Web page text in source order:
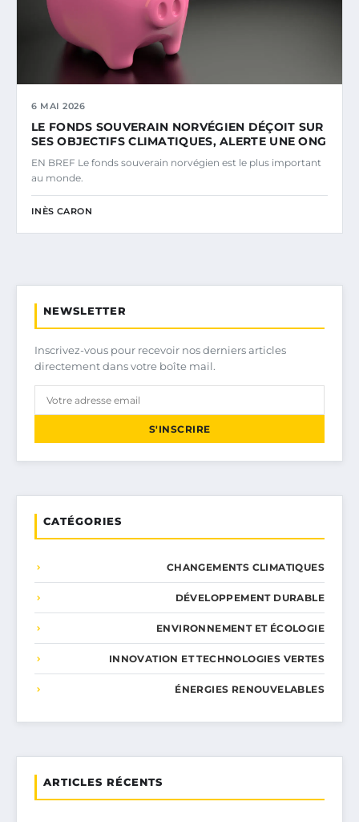
6 MAI 2026
LE FONDS SOUVERAIN NORVÉGIEN DÉÇOIT SUR
SES OBJECTIFS CLIMATIQUES, ALERTE UNE ONG
EN BREF Le fonds souverain norvégien est le plus important
au monde.
INÈS CARON
NEWSLETTER
Inscrivez-vous pour recevoir nos derniers articles
directement dans votre boîte mail.
S'INSCRIRE
CATÉGORIES
CHANGEMENTS CLIMATIQUES
DÉVELOPPEMENT DURABLE
ENVIRONNEMENT ET ÉCOLOGIE
INNOVATION ET TECHNOLOGIES VERTES
ÉNERGIES RENOUVELABLES
ARTICLES RÉCENTS